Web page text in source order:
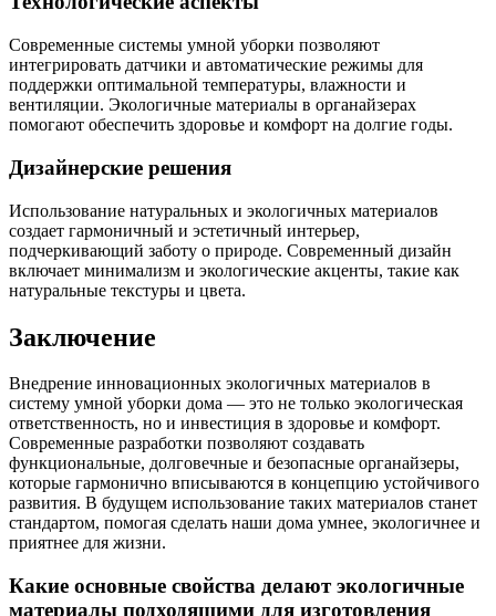
Современные системы умной уборки позволяют
интегрировать датчики и автоматические режимы для
поддержки оптимальной температуры, влажности и
вентиляции. Экологичные материалы в органайзерах
помогают обеспечить здоровье и комфорт на долгие годы.
Дизайнерские решения
Использование натуральных и экологичных материалов
создает гармоничный и эстетичный интерьер,
подчеркивающий заботу о природе. Современный дизайн
включает минимализм и экологические акценты, такие как
натуральные текстуры и цвета.
Заключение
Внедрение инновационных экологичных материалов в
систему умной уборки дома — это не только экологическая
ответственность, но и инвестиция в здоровье и комфорт.
Современные разработки позволяют создавать
функциональные, долговечные и безопасные органайзеры,
которые гармонично вписываются в концепцию устойчивого
развития. В будущем использование таких материалов станет
стандартом, помогая сделать наши дома умнее, экологичнее и
приятнее для жизни.
Какие основные свойства делают экологичные
материалы подходящими для изготовления